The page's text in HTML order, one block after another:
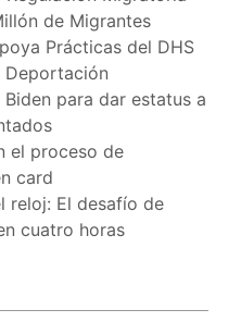
de Migrantes
Prácticas del DHS
para dar estatus a
el proceso de
card
reloj: El desafío de
cuatro horas